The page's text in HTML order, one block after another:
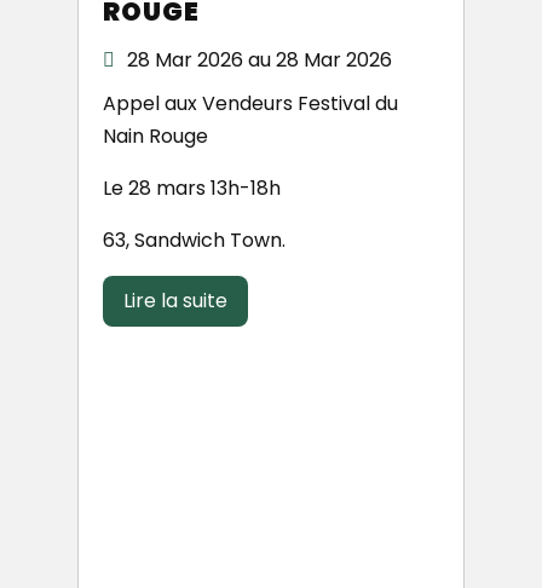
ROUGE
28 Mar 2026 au 28 Mar 2026
Appel aux Vendeurs Festival du
Nain Rouge
Le 28 mars 13h-18h
63, Sandwich Town.
Lire la suite